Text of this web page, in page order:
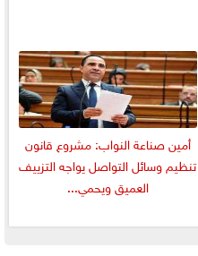
أمين صناعة النواب: مشروع قانون
تنظيم وسائل التواصل يواجه التزييف
العميق ويحمي...